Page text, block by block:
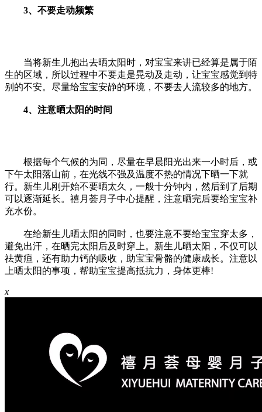
3、不要走动频繁
当将新生儿抱出去晒太阳时，对宝宝来讲已经算是属于陌
生的区域，所以过程中不要走是晃动及走动，让宝宝感觉到特
别的不安。尽量给宝宝安静的环境，不要去人流较多的地方。
4、注意晒太阳的时间
根据每个气候的为同，尽量在早晨阳光出来一小时后，或
下午太阳落山前，在光线不强及温度不热的情况下晒一下就
行。新生儿刚开始不要晒太久，一般十分钟内，然后到了后期
可以逐渐延长。禧月荟月子中心提醒，注意晒完后要给宝宝补
充水份。
在给新生儿晒太阳的同时，也要注意不要给宝宝穿太多，
避免出汗，在晒完太阳后及时穿上。新生儿晒太阳，不仅可以
祛黄疸，还有助力钙的吸收，助宝宝骨骼的健康成长。注意以
上晒太阳的事项，帮助宝宝提高抵抗力，身体更棒!
x